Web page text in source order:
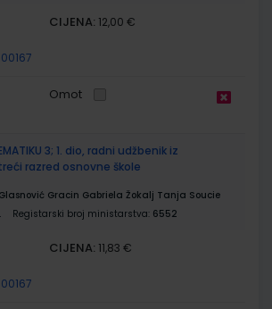
CIJENA: 12,00 €
Omot
3; 1. dio, radni udžbenik iz
razred osnovne škole
Gracin Gabriela Žokalj Tanja Soucie
Registarski broj ministarstva: 6552
CIJENA: 11,83 €